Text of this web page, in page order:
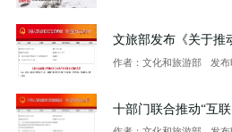
作者：文化和旅游部 发
十部门联合推动“互